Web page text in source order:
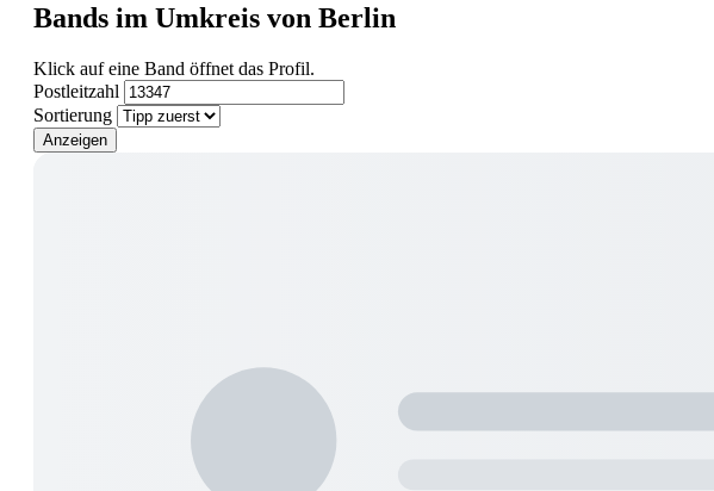
Bands im Umkreis von Berlin
Klick auf eine Band öffnet das Profil.
Postleitzahl
Sortierung
Anzeigen